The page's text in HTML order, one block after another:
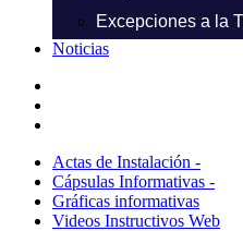
Excepciones a la
Noticias
Actas de Instalación -
Cápsulas Informativas -
Gráficas informativas
Videos Instructivos Web